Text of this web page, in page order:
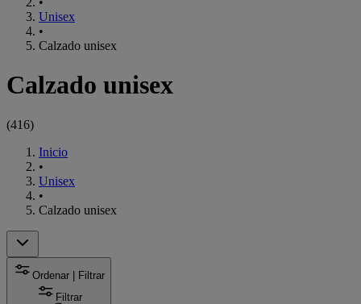
Unisex
•
Calzado unisex
Calzado unisex
(416)
Inicio
•
Unisex
•
Calzado unisex
Ordenar | Filtrar
Filtrar